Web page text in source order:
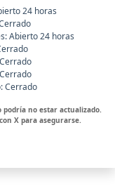
24 horas
Abierto 24 horas
Cerrado
podría no estar actualizado.
X para asegurarse.